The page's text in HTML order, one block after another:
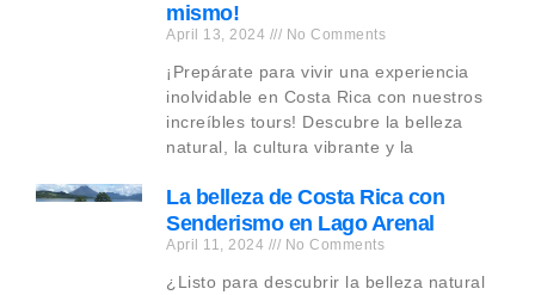
mismo!
April 13, 2024 No Comments
¡Prepárate para vivir una experiencia
inolvidable en Costa Rica con nuestros
increíbles tours! Descubre la belleza
natural, la cultura vibrante y la
La belleza de Costa Rica con
Senderismo en Lago Arenal
April 11, 2024 No Comments
¿Listo para descubrir la belleza natural